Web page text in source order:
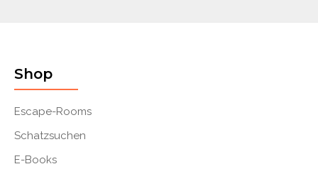
Shop
Escape-Rooms
Schatzsuchen
E-Books